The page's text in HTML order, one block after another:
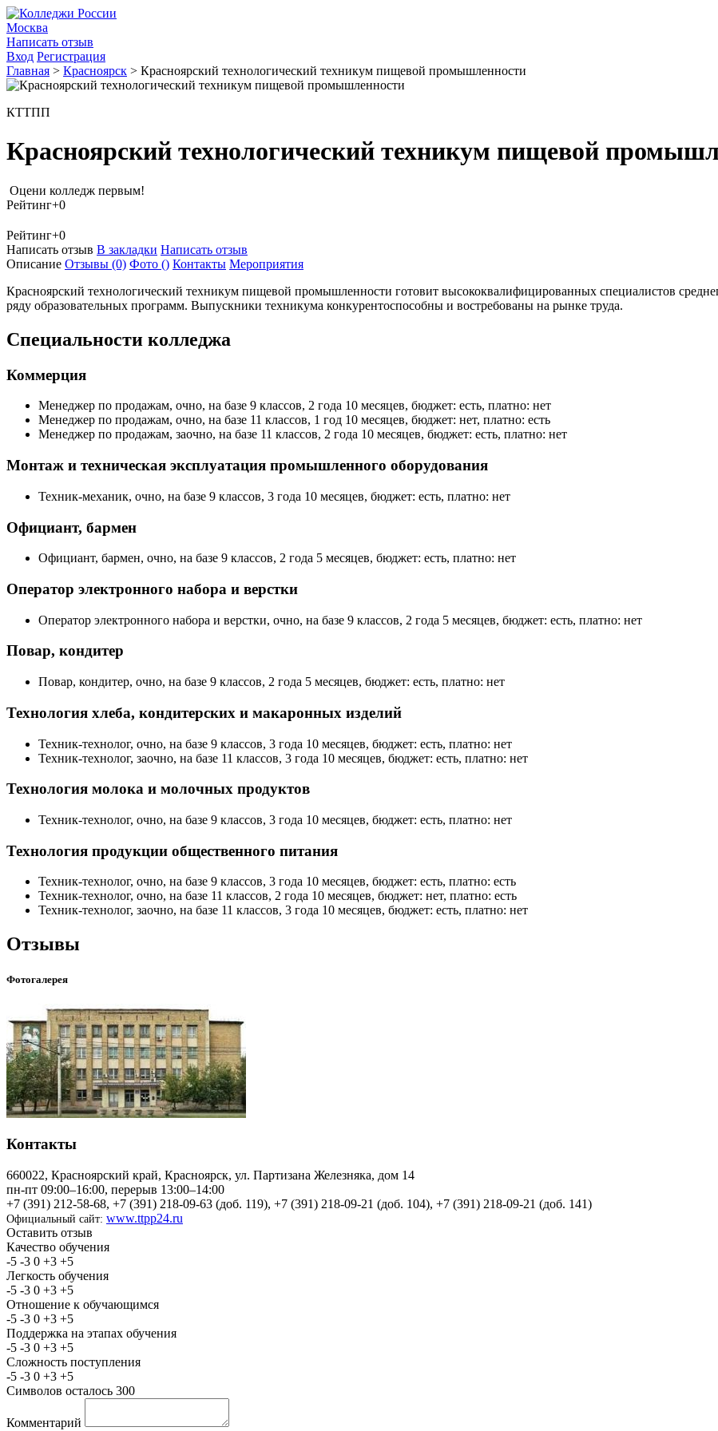
Москва
Написать отзыв
Вход Регистрация
Главная > Красноярск > Красноярский технологический техникум пищевой промышленности
КТТПП
Красноярский технологический техникум пищевой
Оцени колледж первым!
Рейтинг+0
Рейтинг+0
Написать отзыв В закладки Написать отзыв
Описание Отзывы (0) Фото () Контакты Мероприятия
Красноярский технологический техникум пищевой промышленности готовит высококвалифицированных специалистов
ряду образовательных программ. Выпускники техникума конкурентоспособны и востребованы на рынке труда.
Специальности колледжа
Коммерция
Менеджер по продажам, очно, на базе 9 классов, 2 года 10 месяцев, бюджет: есть, платно: нет
Менеджер по продажам, очно, на базе 11 классов, 1 год 10 месяцев, бюджет: нет, платно: есть
Менеджер по продажам, заочно, на базе 11 классов, 2 года 10 месяцев, бюджет: есть, платно: нет
Монтаж и техническая эксплуатация промышленного оборудования
Техник-механик, очно, на базе 9 классов, 3 года 10 месяцев, бюджет: есть, платно: нет
Официант, бармен
Официант, бармен, очно, на базе 9 классов, 2 года 5 месяцев, бюджет: есть, платно: нет
Оператор электронного набора и верстки
Оператор электронного набора и верстки, очно, на базе 9 классов, 2 года 5 месяцев, бюджет: есть, платно: нет
Повар, кондитер
Повар, кондитер, очно, на базе 9 классов, 2 года 5 месяцев, бюджет: есть, платно: нет
Технология хлеба, кондитерских и макаронных изделий
Техник-технолог, очно, на базе 9 классов, 3 года 10 месяцев, бюджет: есть, платно: нет
Техник-технолог, заочно, на базе 11 классов, 3 года 10 месяцев, бюджет: есть, платно: нет
Технология молока и молочных продуктов
Техник-технолог, очно, на базе 9 классов, 3 года 10 месяцев, бюджет: есть, платно: нет
Технология продукции общественного питания
Техник-технолог, очно, на базе 9 классов, 3 года 10 месяцев, бюджет: есть, платно: есть
Техник-технолог, очно, на базе 11 классов, 2 года 10 месяцев, бюджет: нет, платно: есть
Техник-технолог, заочно, на базе 11 классов, 3 года 10 месяцев, бюджет: есть, платно: нет
Отзывы
Фотогалерея
Контакты
660022, Красноярский край, Красноярск, ул. Партизана Железняка, дом 14
пн-пт 09:00–16:00, перерыв 13:00–14:00
+7 (391) 212-58-68, +7 (391) 218-09-63 (доб. 119), +7 (391) 218-09-21 (доб. 104), +7 (391) 218-09-21 (доб. 141)
Официальный сайт: www.ttpp24.ru
Оставить отзыв
Качество обучения
-5 -3 0 +3 +5
Легкость обучения
-5 -3 0 +3 +5
Отношение к обучающимся
-5 -3 0 +3 +5
Поддержка на этапах обучения
-5 -3 0 +3 +5
Сложность поступления
-5 -3 0 +3 +5
Символов осталось 300
Комментарий